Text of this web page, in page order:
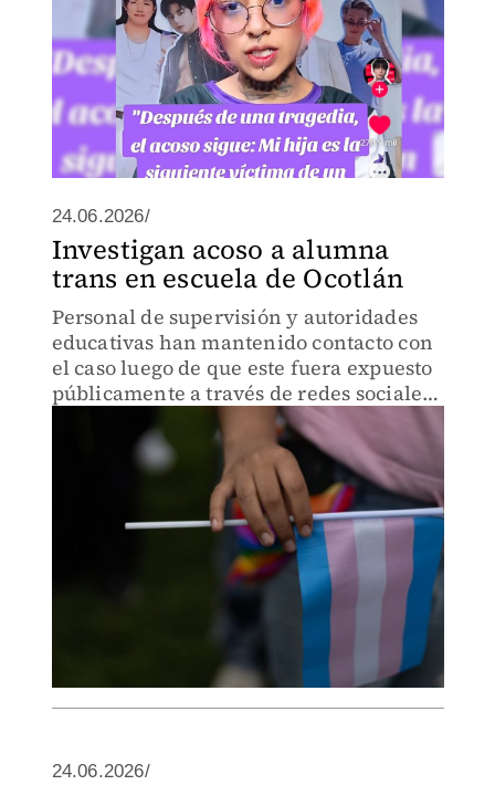
24.06.2026/
Investigan acoso a alumna
trans en escuela de Ocotlán
Personal de supervisión y autoridades
educativas han mantenido contacto con
el caso luego de que este fuera expuesto
públicamente a través de redes sociales
y derivara en una manifestación
24.06.2026/